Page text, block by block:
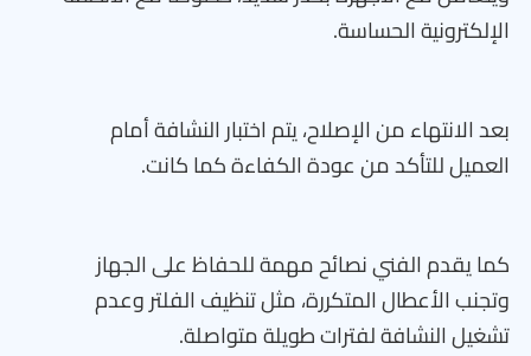
الإلكترونية الحساسة.
بعد الانتهاء من الإصلاح، يتم اختبار النشافة أمام
العميل للتأكد من عودة الكفاءة كما كانت.
كما يقدم الفني نصائح مهمة للحفاظ على الجهاز
وتجنب الأعطال المتكررة، مثل تنظيف الفلتر وعدم
تشغيل النشافة لفترات طويلة متواصلة.